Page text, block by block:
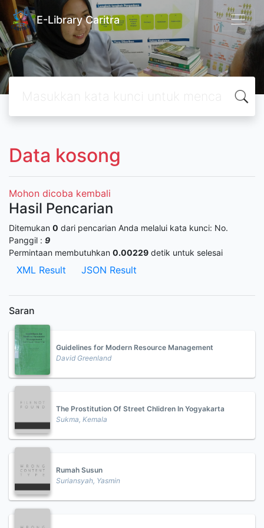
E-Library Caritra
Data kosong
Mohon dicoba kembali
Hasil Pencarian
Ditemukan 0 dari pencarian Anda melalui kata kunci: No.
Panggil : 9
Permintaan membutuhkan 0.00229 detik untuk selesai
XML Result JSON Result
Saran
Guidelines for Modern Resource Management
David Greenland
The Prostitution Of Street Chlidren In Yogyakarta
Sukma, Kemala
Rumah Susun
Suriansyah, Yasmin